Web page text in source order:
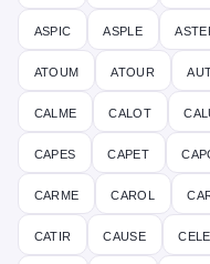
aspic asple
atoum atour
calme calot
capes capet
carme carol
catir cause